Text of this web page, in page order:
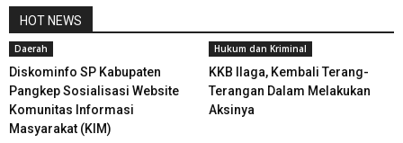
HOT NEWS
Daerah
Diskominfo SP Kabupaten
Pangkep Sosialisasi Website
Komunitas Informasi
Masyarakat (KIM)
Hukum dan Kriminal
KKB Ilaga, Kembali Terang-
Terangan Dalam Melakukan
Aksinya